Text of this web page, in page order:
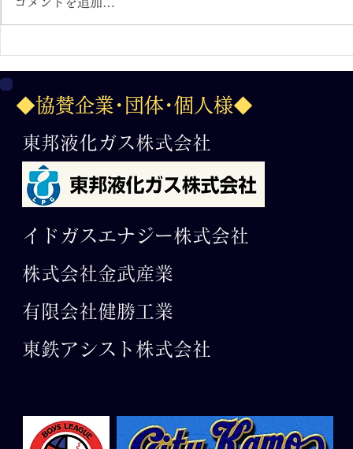
２０２６.７.３１フィットイ
球 全国選抜岐阜大会
2026.7.12
◆協賛企業･団体･個人様◆
東邦液化ガス株式会社
イドガスエナジー株式会社
株式会社金武産業
有限会社​健勝工業
東鉄アシスト株式会社